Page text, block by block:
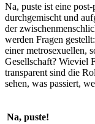
Na, puste ist eine
durchgemischt und
der
werden Fragen
einer metrosexuellen,
Gesellschaft? Wieviel
transparent sind die
sehen, was passiert,
Na, puste!